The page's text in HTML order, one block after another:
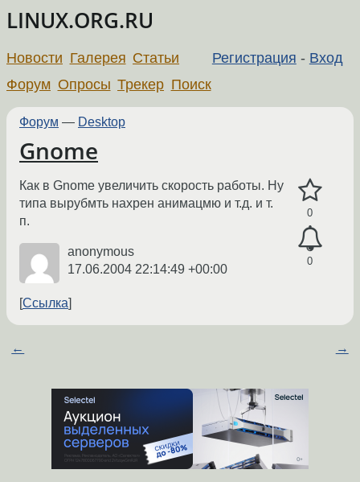
LINUX.ORG.RU
Регистрация - Вход
Новости Галерея Статьи
Форум Опросы Трекер Поиск
Форум — Desktop
Gnome
0
0
Как в Gnome увеличить скорость работы. Ну
типа вырубмть нахрен анимацмю и т.д. и т.
п.
anonymous
17.06.2004 22:14:49 +00:00
Ссылка
← →